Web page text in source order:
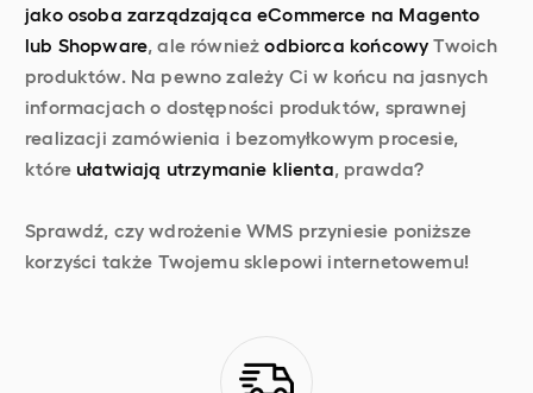
jako osoba zarządzająca eCommerce na Magento
lub Shopware, ale równieżodbiorca końcowy Twoich
produktów. Na pewno zależy Ci w końcu na jasnych
informacjach o dostępności produktów, sprawnej
realizacji zamówienia i bezomyłkowym procesie,
które ułatwiają utrzymanie klienta, prawda?
Sprawdź, czy wdrożenie WMS przyniesie poniższe
korzyści także Twojemu sklepowi internetowemu!